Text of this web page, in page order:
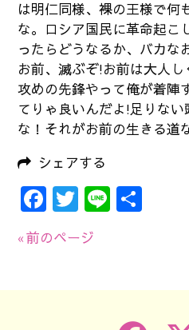
は明仁同様、裸の王様で何
な。ロシア国民に革命起こ
ったらどうなるか、バカな
お前、滅ぶぞ!お前は大人
攻めの先鋒やって俺が着陣
てりゃ良いんだよ!足りな
な！それがお前の生きる道
シェアする
Facebook
Twitter
Line
« 前のページ